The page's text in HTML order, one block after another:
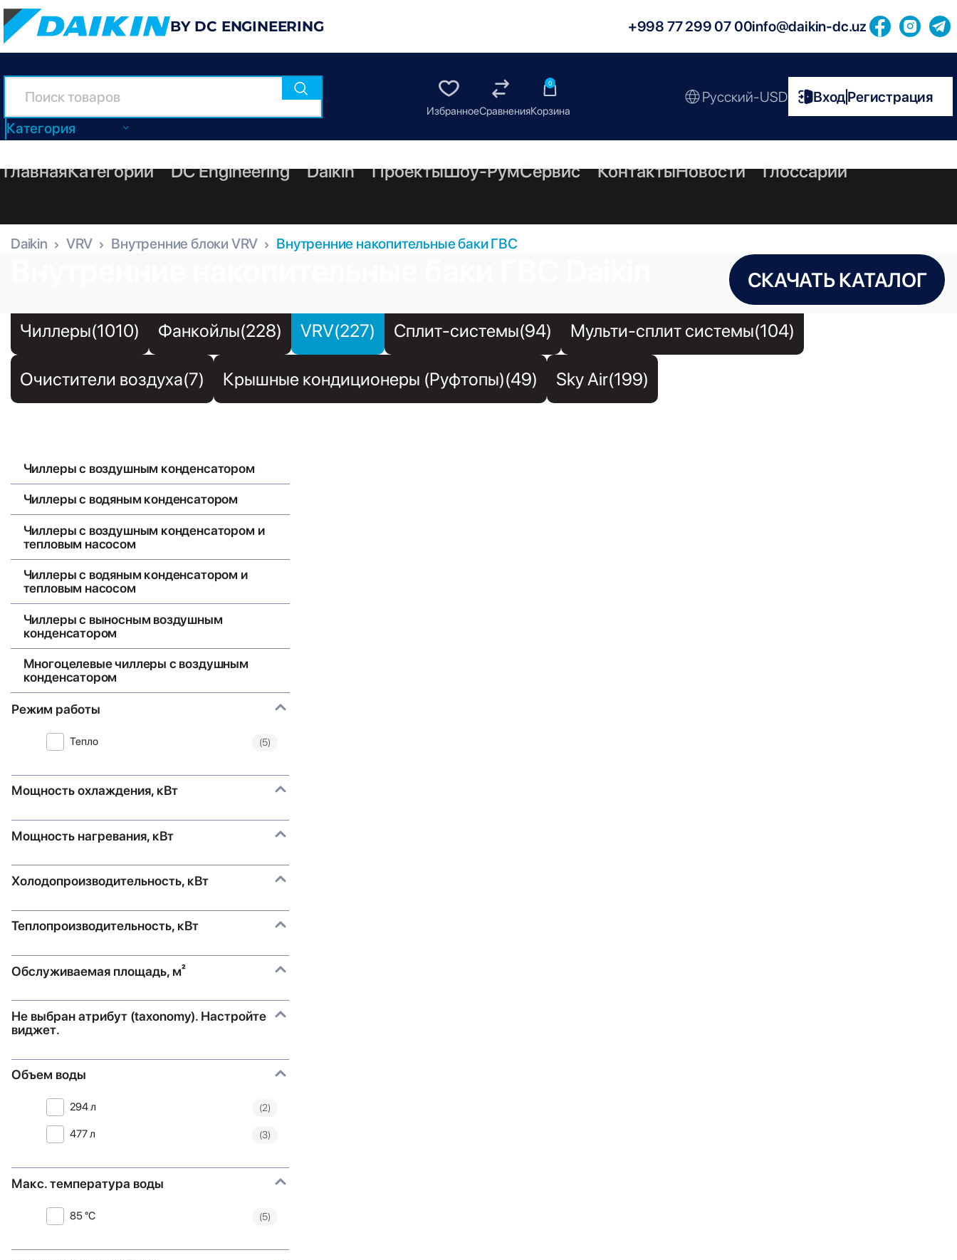
BY DC ENGINEERING +998 77 299 07 00info@daikin-dc.uz
Категория
0
Русский-USD ВходРегистрация
ГлавнаяКатегории DC Engineering Daikin ПроектыШоу-РумСервис КонтактыНовости Глоссарий
Daikin VRV Внутренние блоки VRV Внутренние накопительные баки ГВС
СКАЧАТЬ КАТАЛОГ
Чиллеры(1010) Фанкойлы(228) VRV(227) Сплит-системы(94) Мульти-сплит системы(104)
Очистители воздуха(7) Крышные кондиционеры (Руфтопы)(49) Sky Air(199)
Чиллеры с воздушным конденсатором
Чиллеры с водяным конденсатором
Чиллеры с воздушным конденсатором и
тепловым насосом
Чиллеры с водяным конденсатором и
тепловым насосом
Чиллеры с выносным воздушным
конденсатором
Многоцелевые чиллеры с воздушным
конденсатором
Режим работы
Тепло (5)
Мощность охлаждения, кВт
Мощность нагревания, кВт
Холодопроизводительность, кВт
Теплопроизводительность, кВт
Обслуживаемая площадь, м²
Не выбран атрибут (taxonomy). Настройте
виджет.
Объем воды
294 л (2)
477 л (3)
Макс. температура воды
85 °C (5)